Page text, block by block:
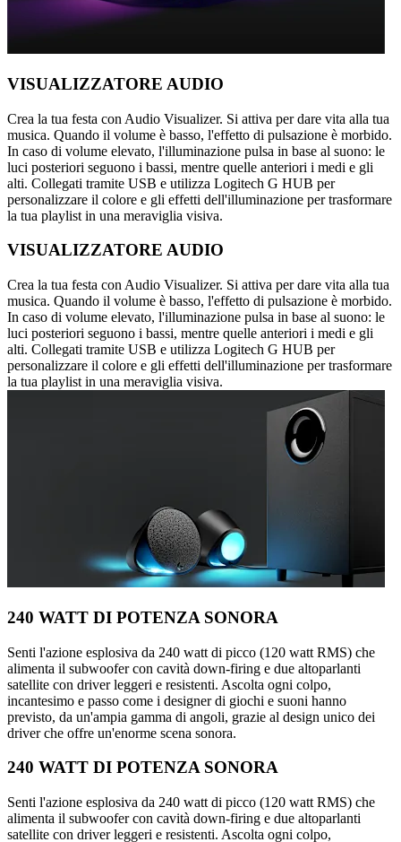
VISUALIZZATORE AUDIO
Crea la tua festa con Audio Visualizer. Si attiva per dare vita alla tua
musica. Quando il volume è basso, l'effetto di pulsazione è morbido.
In caso di volume elevato, l'illuminazione pulsa in base al suono: le
luci posteriori seguono i bassi, mentre quelle anteriori i medi e gli
alti. Collegati tramite USB e utilizza Logitech G HUB per
personalizzare il colore e gli effetti dell'illuminazione per trasformare
la tua playlist in una meraviglia visiva.
VISUALIZZATORE AUDIO
Crea la tua festa con Audio Visualizer. Si attiva per dare vita alla tua
musica. Quando il volume è basso, l'effetto di pulsazione è morbido.
In caso di volume elevato, l'illuminazione pulsa in base al suono: le
luci posteriori seguono i bassi, mentre quelle anteriori i medi e gli
alti. Collegati tramite USB e utilizza Logitech G HUB per
personalizzare il colore e gli effetti dell'illuminazione per trasformare
la tua playlist in una meraviglia visiva.
240 WATT DI POTENZA SONORA
Senti l'azione esplosiva da 240 watt di picco (120 watt RMS) che
alimenta il subwoofer con cavità down-firing e due altoparlanti
satellite con driver leggeri e resistenti. Ascolta ogni colpo,
incantesimo e passo come i designer di giochi e suoni hanno
previsto, da un'ampia gamma di angoli, grazie al design unico dei
driver che offre un'enorme scena sonora.
240 WATT DI POTENZA SONORA
Senti l'azione esplosiva da 240 watt di picco (120 watt RMS) che
alimenta il subwoofer con cavità down-firing e due altoparlanti
satellite con driver leggeri e resistenti. Ascolta ogni colpo,